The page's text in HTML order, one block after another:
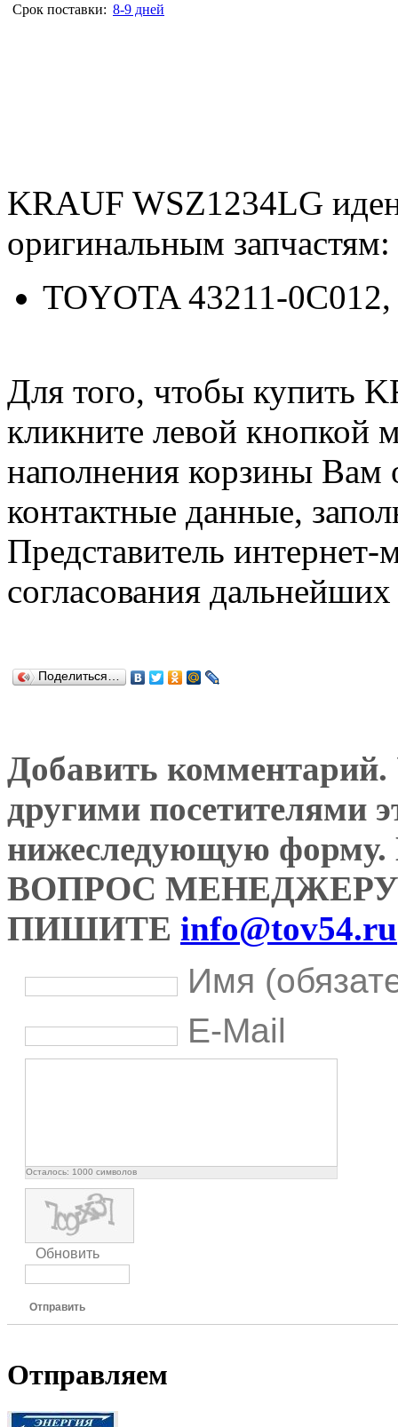
Срок поставки: 8-9 дней
KRAUF WSZ1234LG
оригинальным запчастям:
TOYOTA 43211-
Для того, чтобы купить
кликните левой
наполнения корзины Вам
контактные данные,
Представитель
согласования
Поделиться…
Добавить комментарий.
другими посетителями
нижеследующую
ВОПРОС
ПИШИТЕ info@tov54.ru
Имя
E-Mail
Осталось: 1000 символов
Обновить
Отправить
Отправляем